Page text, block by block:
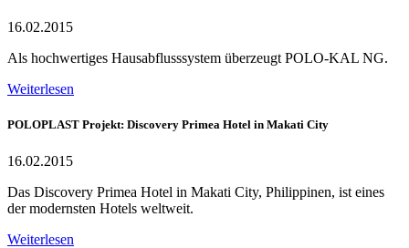
16.02.2015
Als hochwertiges Hausabflusssystem überzeugt POLO-KAL NG.
Weiterlesen
POLOPLAST Projekt: Discovery Primea Hotel in Makati City
16.02.2015
Das Discovery Primea Hotel in Makati City, Philippinen, ist eines
der modernsten Hotels weltweit.
Weiterlesen